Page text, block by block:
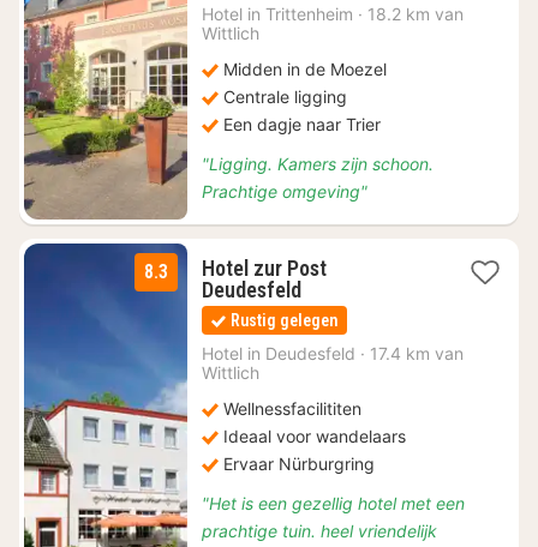
€
Hotel in Trittenheim · 18.2 km van
Wittlich
Midden in de Moezel
Centrale ligging
Een dagje naar Trier
"Ligging. Kamers zijn schoon.
Prachtige omgeving"
8.3
Hotel zur Post
Deudesfeld2
nachten
vanaf
€
Rustig gelegen
Hotel in Deudesfeld · 17.4 km van
Wittlich
Wellnessfacilititen
Ideaal voor wandelaars
Ervaar Nürburgring
"Het is een gezellig hotel met een
prachtige tuin. heel vriendelijk